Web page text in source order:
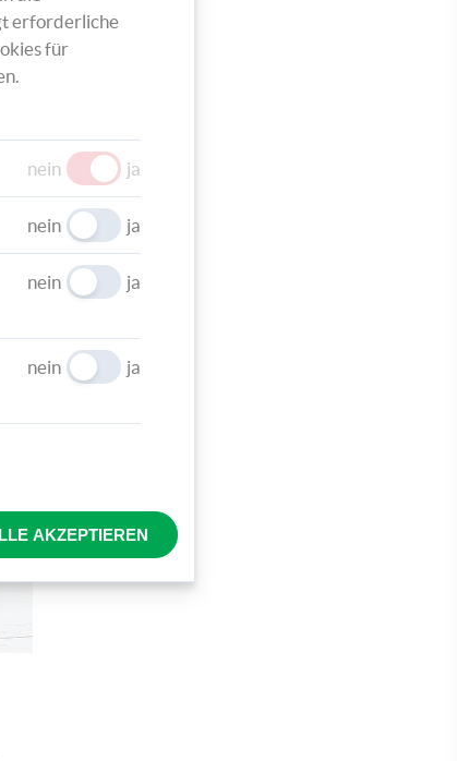
erforderliche
für
nein ja
nein ja
nein
ja
nein
ja
AKZEPTIEREN